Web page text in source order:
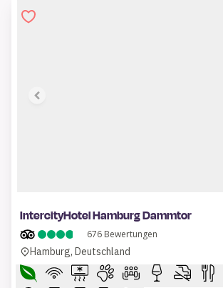
IntercityHotel Hamburg Dammtor
676 Bewertungen
Hamburg, Deutschland